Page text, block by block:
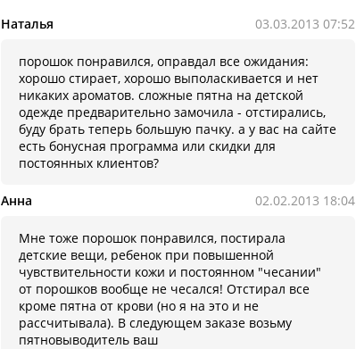
Наталья 03.03.2013 07:52
порошок понравился, оправдал все ожидания:
хорошо стирает, хорошо выполаскивается и нет
никаких ароматов. сложные пятна на детской
одежде предварительно замочила - отстирались,
буду брать теперь большую пачку. а у вас на сайте
есть бонусная программа или скидки для
постоянных клиентов?
Анна 02.02.2013 18:04
Мне тоже порошок понравился, постирала
детские вещи, ребенок при повышенной
чувствительности кожи и постоянном "чесании"
от порошков вообще не чесался! Отстирал все
кроме пятна от крови (но я на это и не
рассчитывала). В следующем заказе возьму
пятновыводитель ваш